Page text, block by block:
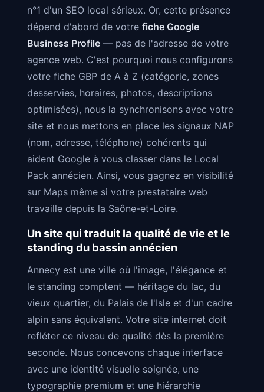
n°1 d'un SEO local sérieux. Or, cette présence
dépend d'abord de votre fiche Google
Business Profile — pas de l'adresse de votre
agence web. C'est pourquoi nous configurons
votre fiche GBP de A à Z (catégorie, zones
desservies, horaires, photos, descriptions
optimisées), nous la synchronisons avec votre
site et nous mettons en place les signaux NAP
(nom, adresse, téléphone) cohérents qui
aident Google à vous classer dans le Local
Pack annécien. Ainsi, vous gagnez en visibilité
sur Maps même si votre prestataire web
travaille depuis la Saône-et-Loire.
Un site qui traduit la qualité de vie et le
standing du bassin annécien
Annecy est une ville où l'image, l'élégance et
le standing comptent — héritage du lac, du
vieux quartier, du Palais de l'Isle et d'un cadre
alpin sans équivalent. Votre site internet doit
refléter ce niveau de qualité dès la première
seconde. Nous concevons chaque interface
avec une identité visuelle soignée, une
typographie premium et une hiérarchie